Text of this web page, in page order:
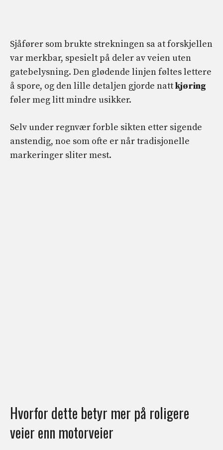
Sjåfører som brukte strekningen sa at forskjellen
var merkbar, spesielt på deler av veien uten
gatebelysning. Den glødende linjen føltes lettere
å spore, og den lille detaljen gjorde nattkjøring
føler meg litt mindre usikker.
Selv under regnvær forble sikten etter sigende
anstendig, noe som ofte er når tradisjonelle
markeringer sliter mest.
Hvorfor dette betyr mer på roligere
veier enn motorveier